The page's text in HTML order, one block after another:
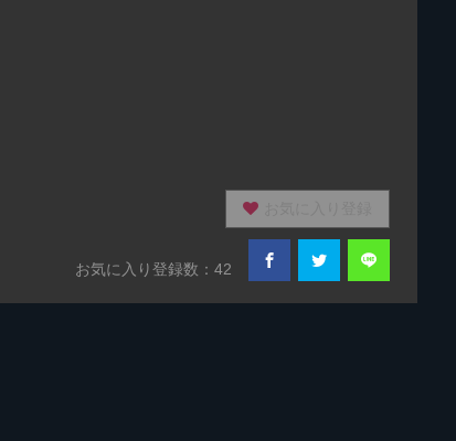
お気に入り登録数：42